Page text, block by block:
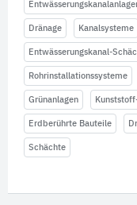
Dränage Kanalsysteme
Entwässerungskanal-
Rohrinstallationssysteme
Grünanlagen
Erdberührte Bauteile
Schächte